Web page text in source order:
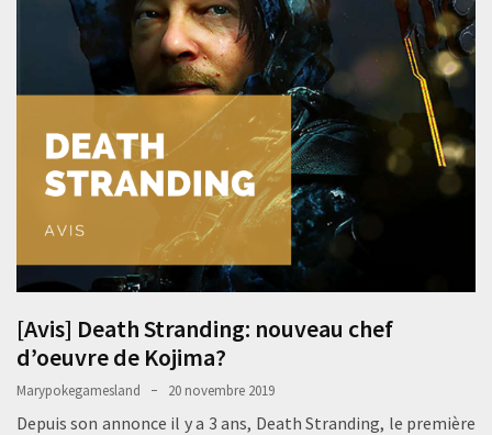
[Avis] Death Stranding: nouveau chef
d’oeuvre de Kojima?
Marypokegamesland 20 novembre 2019
Depuis son annonce il y a 3 ans, Death Stranding, le première